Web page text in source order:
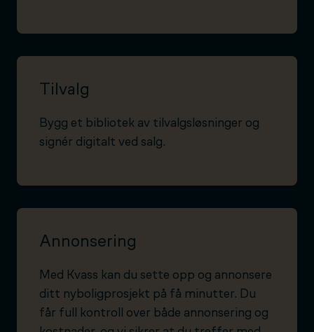
Tilvalg
Bygg et bibliotek av tilvalgsløsninger og
signér digitalt ved salg.
Annonsering
Med Kvass kan du sette opp og annonsere
ditt nyboligprosjekt på få minutter. Du
får full kontroll over både annonsering og